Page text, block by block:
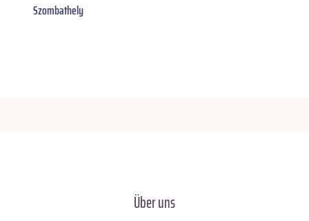
Szombathely
Über uns